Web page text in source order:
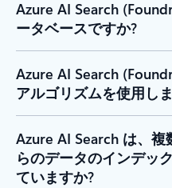
Azure AI Search
ータベースですか?
Azure AI Search
アルゴリズムを使用し
Azure AI Search は、
らのデータのインデッ
ていますか?